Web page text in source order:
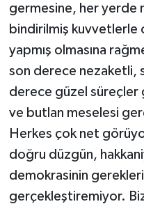
germesine, her yerde
bindirilmiş kuvvetlerle
yapmış olmasına
son derece nezaketli,
derece güzel süreçler
ve butlan meselesi
Herkes çok net
doğru düzgün,
demokrasinin
gerçekleştiremiyor.